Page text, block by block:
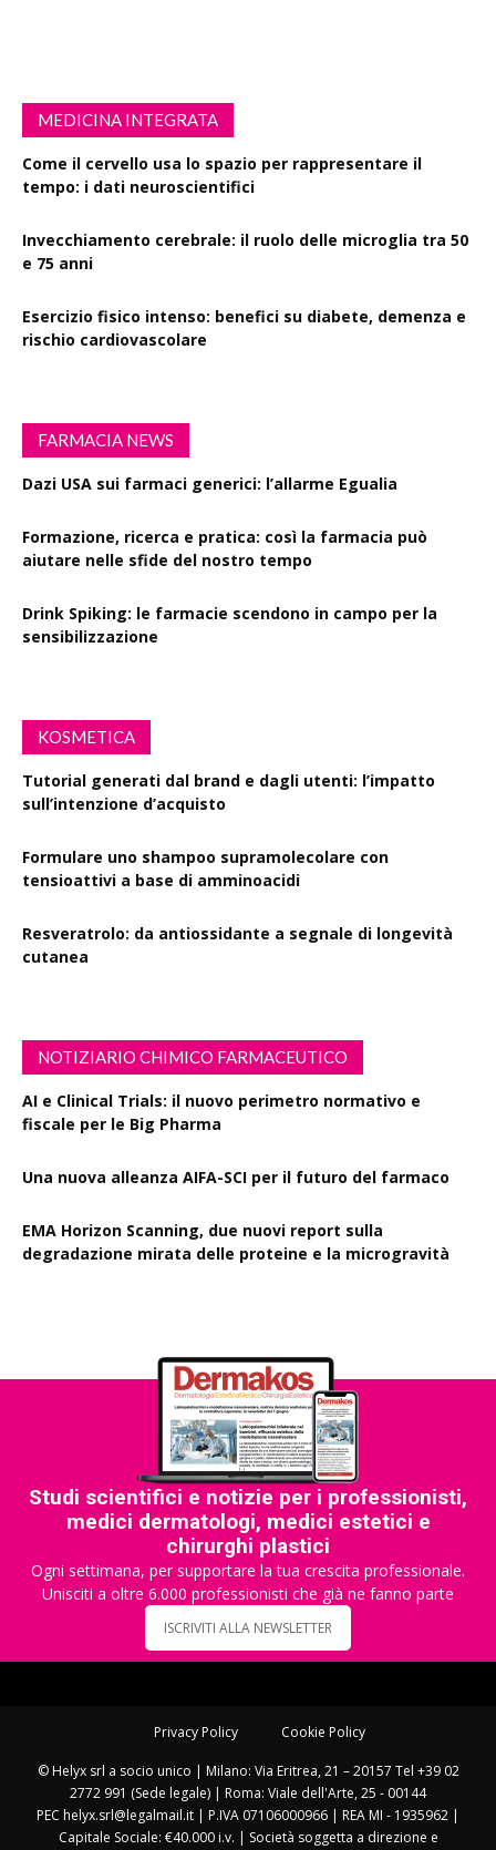
MEDICINA INTEGRATA
Come il cervello usa lo spazio per rappresentare il
tempo: i dati neuroscientifici
Invecchiamento cerebrale: il ruolo delle microglia tra 50
e 75 anni
Esercizio fisico intenso: benefici su diabete, demenza e
rischio cardiovascolare
FARMACIA NEWS
Dazi USA sui farmaci generici: l’allarme Egualia
Formazione, ricerca e pratica: così la farmacia può
aiutare nelle sfide del nostro tempo
Drink Spiking: le farmacie scendono in campo per la
sensibilizzazione
KOSMETICA
Tutorial generati dal brand e dagli utenti: l’impatto
sull’intenzione d’acquisto
Formulare uno shampoo supramolecolare con
tensioattivi a base di amminoacidi
Resveratrolo: da antiossidante a segnale di longevità
cutanea
NOTIZIARIO CHIMICO FARMACEUTICO
AI e Clinical Trials: il nuovo perimetro normativo e
fiscale per le Big Pharma
Una nuova alleanza AIFA-SCI per il futuro del farmaco
EMA Horizon Scanning, due nuovi report sulla
degradazione mirata delle proteine e la microgravità
Studi scientifici e notizie per i professionisti,
medici dermatologi, medici estetici e
chirurghi plastici
Ogni settimana, per supportare la tua crescita professionale.
Unisciti a oltre 6.000 professionisti che già ne fanno parte
ISCRIVITI ALLA NEWSLETTER
Privacy Policy Cookie Policy
© Helyx srl a socio unico | Milano: Via Eritrea, 21 – 20157 Tel +39 02
2772 991 (Sede legale) | Roma: Viale dell'Arte, 25 - 00144
PEC helyx.srl@legalmail.it | P.IVA 07106000966 | REA MI - 1935962 |
Capitale Sociale: €40.000 i.v. | Società soggetta a direzione e